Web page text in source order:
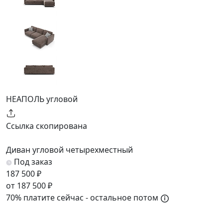
НЕАПОЛЬ угловой
Ссылка скопирована
Диван угловой четырехместный
Под заказ
187 500 ₽
от 187 500 ₽
70% платите сейчас - остальное потом